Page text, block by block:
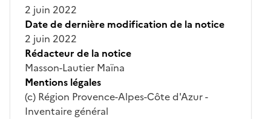
2 juin 2022
Date de dernière modification de la notice
2 juin 2022
Rédacteur de la notice
Masson-Lautier Maïna
Mentions légales
(c) Région Provence-Alpes-Côte d'Azur -
Inventaire général